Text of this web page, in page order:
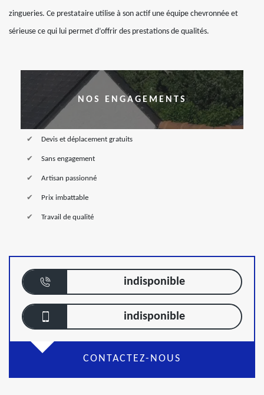
zingueries. Ce prestataire utilise à son actif une équipe chevronnée et
sérieuse ce qui lui permet d’offrir des prestations de qualités.
NOS ENGAGEMENTS
Devis et déplacement gratuits
Sans engagement
Artisan passionné
Prix imbattable
Travail de qualité
indisponible
indisponible
CONTACTEZ-NOUS